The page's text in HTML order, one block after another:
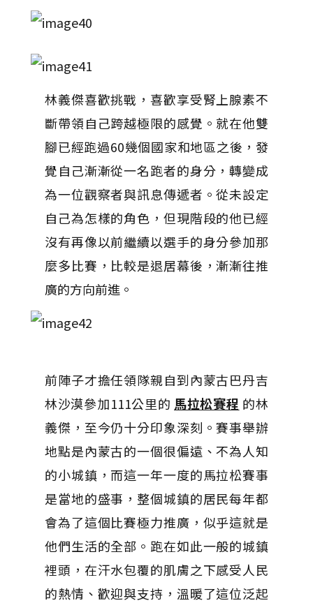
林義傑喜歡挑戰，喜歡享受腎上腺素不
斷帶領自己跨越極限的感覺。就在他雙
腳已經跑過60幾個國家和地區之後，發
覺自己漸漸從一名跑者的身分，轉變成
為一位觀察者與訊息傳遞者。從未設定
自己為怎樣的角色，但現階段的他已經
沒有再像以前繼續以選手的身分參加那
麼多比賽，比較是退居幕後，漸漸往推
廣的方向前進。
前陣子才擔任領隊親自到內蒙古巴丹吉
林沙漠參加111公里的 馬拉松賽程 的林
義傑，至今仍十分印象深刻。賽事舉辦
地點是內蒙古的一個很偏遠、不為人知
的小城鎮，而這一年一度的馬拉松賽事
是當地的盛事，整個城鎮的居民每年都
會為了這個比賽極力推廣，似乎這就是
他們生活的全部。跑在如此一般的城鎮
裡頭，在汗水包覆的肌膚之下感受人民
的熱情、歡迎與支持，溫暖了這位泛起